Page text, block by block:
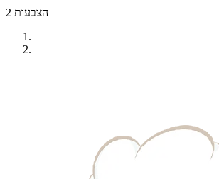
2 הצבעות